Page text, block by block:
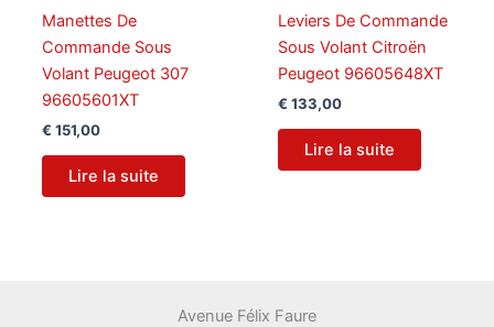
Manettes De
Commande Sous
Volant Peugeot 307
96605601XT
€ 151,00
Lire la suite
Leviers De Commande
Sous Volant Citroën
Peugeot 96605648XT
€ 133,00
Lire la suite
Avenue Félix Faure